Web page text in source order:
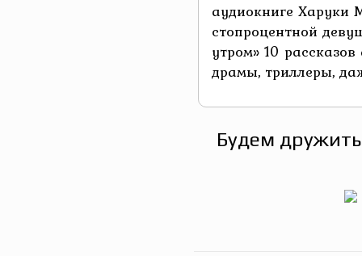
аудиокниге Харуки
стопроцентной
утром» 10
драмы, триллеры,
Будем